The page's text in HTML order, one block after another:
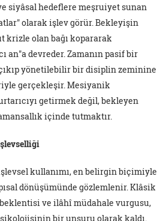
siyâsal hedeflere meşruiyet sunan
olarak işlev görür. Bekleyişin
krizle olan bağı kopararak
an"a devreder. Zamanın pasif bir
yönetilebilir bir disiplin zeminine
gerçekleşir. Mesiyanik
getirmek değil, bekleyen
içinde tutmaktır.
kullanımı, en belirgin biçimiyle
dönüşümünde gözlemlenir. Klâsik
ve ilâhî müdahale vurgusu,
bir unsuru olarak kaldı.